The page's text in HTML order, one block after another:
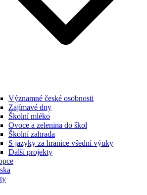
Významné české osobnosti
Zajímavé dny
Školní mléko
Ovoce a zelenina do škol
Školní zahrada
S jazyky za hranice všední výuky
Další projekty